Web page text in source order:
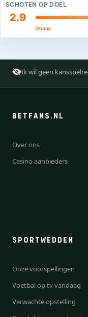
SCHOTEN OP DOEL
2.9
Ghana
Ik wil geen
BETFANS.NL
Over ons
Casino aanbieders
SPORTWEDDEN
Onze voorspellingen
Voetbal op tv vandaag
Verwachte opstelling